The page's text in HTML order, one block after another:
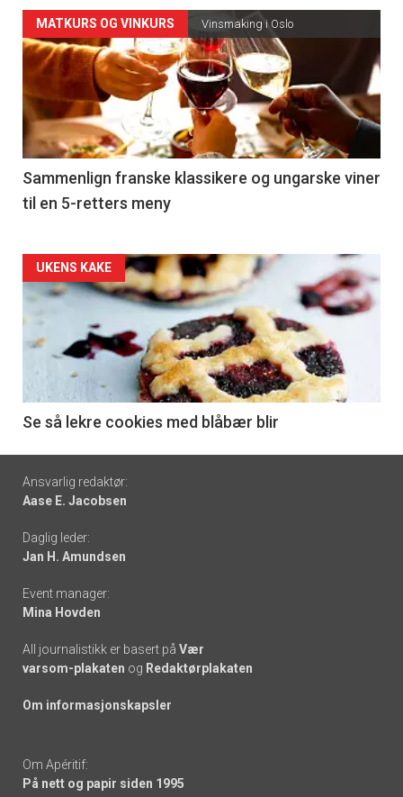
Forsiden
akkurat
nå
-
5
MATKURS OG VINKURS Vinsmaking i Oslo
Sammenlign franske klassikere og ungarske viner
til en 5-retters meny
Forsiden
akkurat
nå
6
UKENS KAKE
Se så lekre cookies med blåbær blir
Footer
-
links
Ansvarlig redaktør:
Aase E. Jacobsen
Daglig leder:
Jan H. Amundsen
Event manager:
Mina Hovden
All journalistikk er basert på Vær
varsom-plakaten og Redaktørplakaten
Om informasjonskapsler
Om Apéritif:
På nett og papir siden 1995